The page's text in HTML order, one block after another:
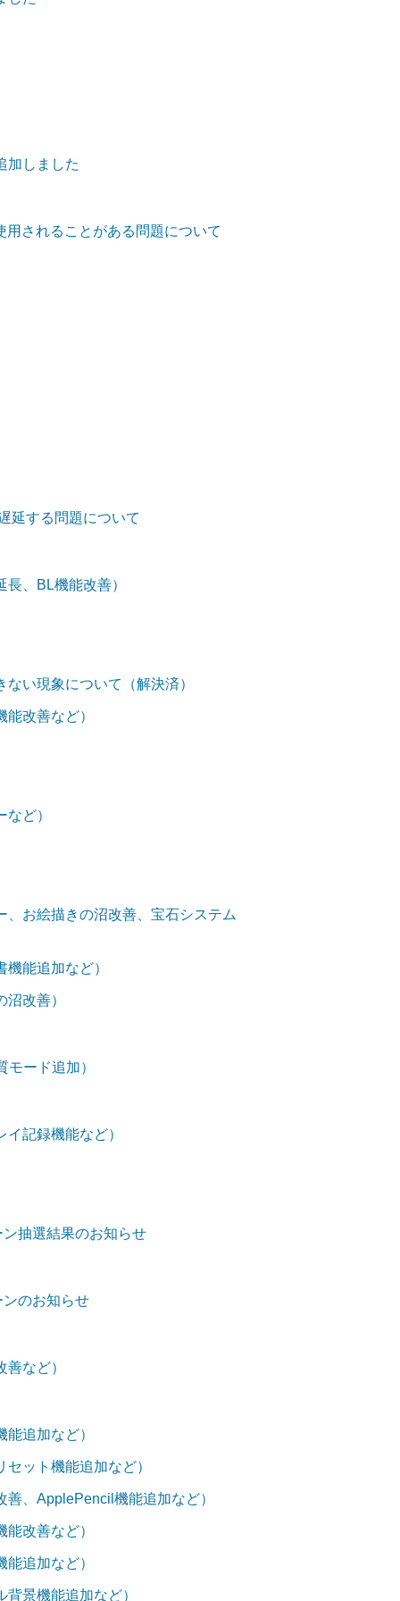
加しました
されることがある問題について
延する問題について
、BL機能改善）
い現象について（解決済）
改善など）
ど）
お絵描きの沼改善、宝石システム
能追加など）
改善）
ード追加）
記録機能など）
抽選結果のお知らせ
のお知らせ
など）
追加など）
ット機能追加など）
、ApplePencil機能追加など）
改善など）
追加など）
景機能追加など）